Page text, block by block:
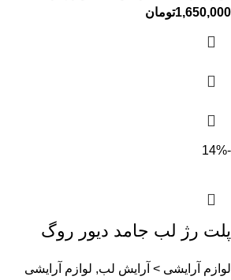
1,650,000تومان
-14%
پلت رژ لب جامد دیور روگ
لوازم آرایشی > آرایش لب, لوازم آرایشی